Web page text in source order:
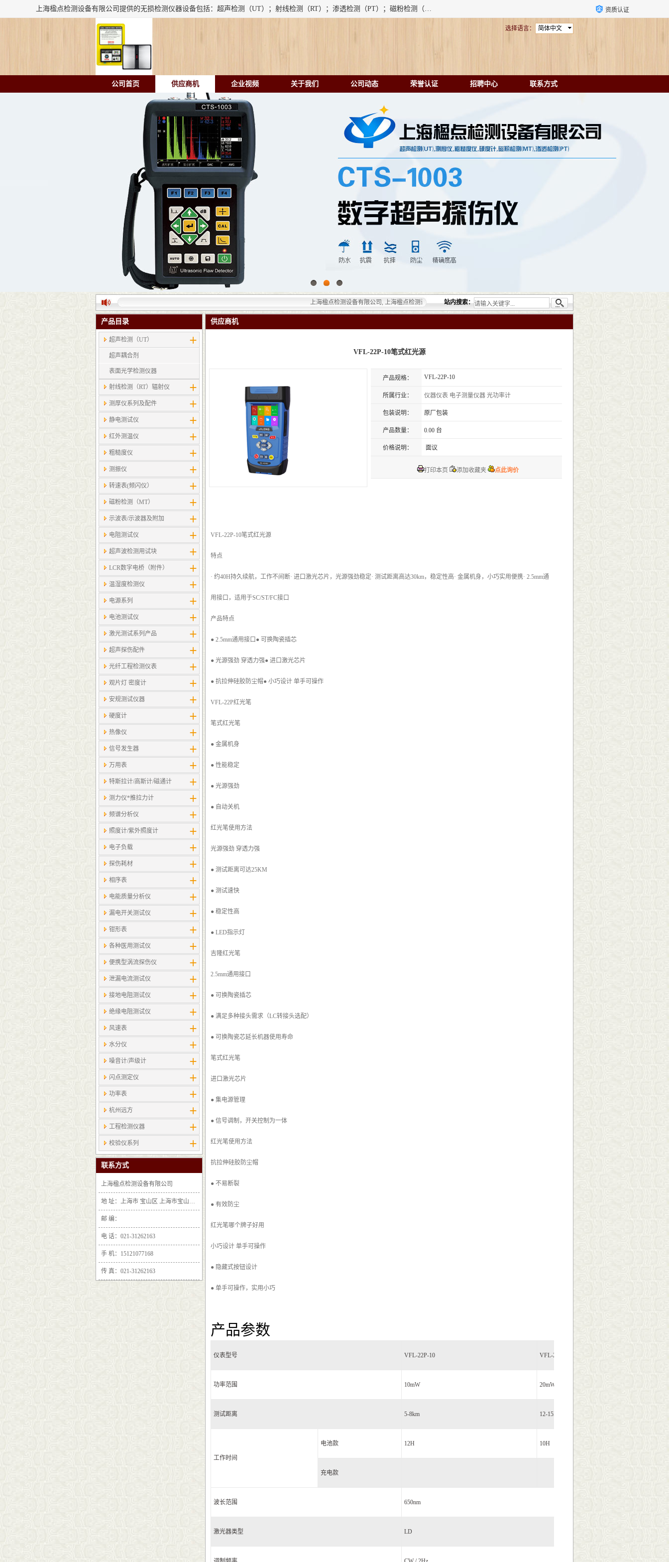
上海楹点检测设备有限公司提供的无损检测仪器设备包括：超声检测（UT）；射线检测（RT）；渗透检测（PT）；磁粉检测（MT）；涡流检测（ET）；化学用品（CH）、超声波相控阵、超声波测厚仪、超声导波、超声TOFD探伤仪、超声波探头、涡流探伤仪、涡流探头、涡流阵列、磁粉探伤机。代理以下品牌：汕超、美国GE(德国KK）、奥林巴斯（Olympus NDT）、美国磁通（Magnaflux）、DAKOTA等； 资质认证
简体中文
选择语言：
公司首页 供应商机 企业视频 关于我们 公司动态 荣誉认证 招聘中心 联系方式
上海楹点检测设备有限公司, 上海楹点检测设备有限公司提供的无损检测仪器设备包括：超声检测（UT）；射线检测（RT）；渗透检测（
站内搜索：
产品目录
超声检测（UT）
超声耦合剂
表面光学检测仪器
射线检测（RT）辐射仪
测厚仪系列及配件
静电测试仪
红外测温仪
粗糙度仪
测振仪
转速表(频闪仪）
磁粉检测（MT）
示波表/示波器及附加
电阻测试仪
超声波检测用试块
LCR数字电桥（附件）
温湿度检测仪
电源系列
电池测试仪
激光测试系列产品
超声探伤配件
光纤工程检测仪表
观片灯 密度计
安规测试仪器
硬度计
热像仪
信号发生器
万用表
特斯拉计/高斯计​/磁通计
测力仪*推拉力计
频谱分析仪
照度计/紫外照度计
电子负载
探伤耗材
相序表
电能质量分析仪
漏电开关测试仪
钳形表
各种医用测试仪
便携型涡流探伤仪
泄漏电流测试仪
接地电阻测试仪
绝缘电阻测试仪
风速表
水分仪
噪音计/声级计
闪点测定仪
功率表
杭州远方
工程检测仪器
校验仪系列
联系方式
上海楹点检测设备有限公司
地 址：上海市 宝山区 上海市宝山区沪太路6397号1-2层F25区1011室
邮 编：
电 话：021-31262163
手 机：15121077168
传 真：021-31262163
供应商机
VFL-22P-10笔式红光源
产品规格： VFL-22P-10
所属行业： 仪器仪表 电子测量仪器 光功率计
包装说明： 原厂包装
产品数量： 0.00 台
价格说明： 面议
打印本页 添加收藏夹 点此询价
VFL-22P-10笔式红光源
特点
· 约40H持久续航，工作不间断· 进口激光芯片，光源强劲稳定· 测试距离高达30km，稳定性高· 金属机身，小巧实用便携· 2.5mm通
用接口，适用于SC/ST/FC接口
产品特点
● 2.5mm通用接口● 可换陶瓷插芯
● 光源强劲 穿透力强● 进口激光芯片
● 抗拉伸硅胶防尘帽● 小巧设计 单手可操作
VFL-22P红光笔
笔式红光笔
● 金属机身
● 性能稳定
● 光源强劲
● 自动关机
红光笔使用方法
光源强劲 穿透力强
● 测试距离可达25KM
● 测试速快
● 稳定性高
● LED指示灯
吉隆红光笔
2.5mm通用接口
● 可换陶瓷插芯
● 满足多种接头需求（LC转接头选配）
● 可换陶瓷芯延长机器使用寿命
笔式红光笔
进口激光芯片
● 集电源管理
● 信号调制，开关控制为一体
红光笔使用方法
抗拉伸硅胶防尘帽
● 不易断裂
● 有效防尘
红光笔哪个牌子好用
小巧设计 单手可操作
● 隐藏式按钮设计
● 单手可操作，实用小巧
产品参数
仪表型号 VFL-22P-10 VFL-22P-20
功率范围 10mW 20mW
测试距离 5-8km 12-15km
工作时间
电池款 12H 10H
充电款
波长范围 650nm
激光器类型 LD